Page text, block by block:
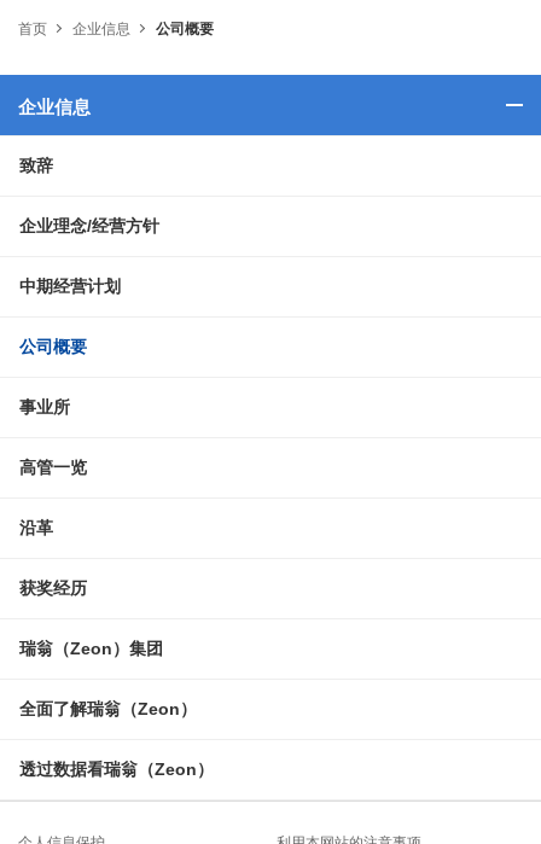
首页 企业信息 公司概要
企业信息
致辞
企业理念/经营方针
中期经营计划
公司概要
事业所
高管一览
沿革
获奖经历
瑞翁（Zeon）集团
全面了解瑞翁（Zeon）
透过数据看瑞翁（Zeon）